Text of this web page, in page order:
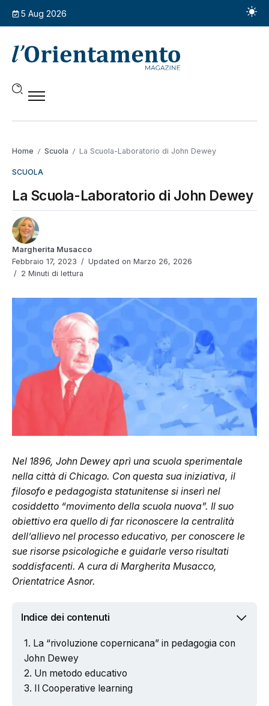
5 Aug 2026
Home / Scuola / La Scuola-Laboratorio di John Dewey
SCUOLA
La Scuola-Laboratorio di John Dewey
Margherita Musacco
Febbraio 17, 2023
Updated on Marzo 26, 2026
2 Minuti di lettura
Nel 1896, John Dewey aprì una scuola sperimentale
nella città di Chicago. Con questa sua iniziativa, il
filosofo e pedagogista statunitense si inserì nel
cosiddetto “movimento della scuola nuova”. Il suo
obiettivo era quello di far riconoscere la centralità
dell’allievo nel processo educativo, per conoscere le
sue risorse psicologiche e guidarle verso risultati
soddisfacenti. A cura di Margherita Musacco,
Orientatrice Asnor.
Indice dei contenuti
La “rivoluzione copernicana” in pedagogia con
John Dewey
Un metodo educativo
Il Cooperative learning